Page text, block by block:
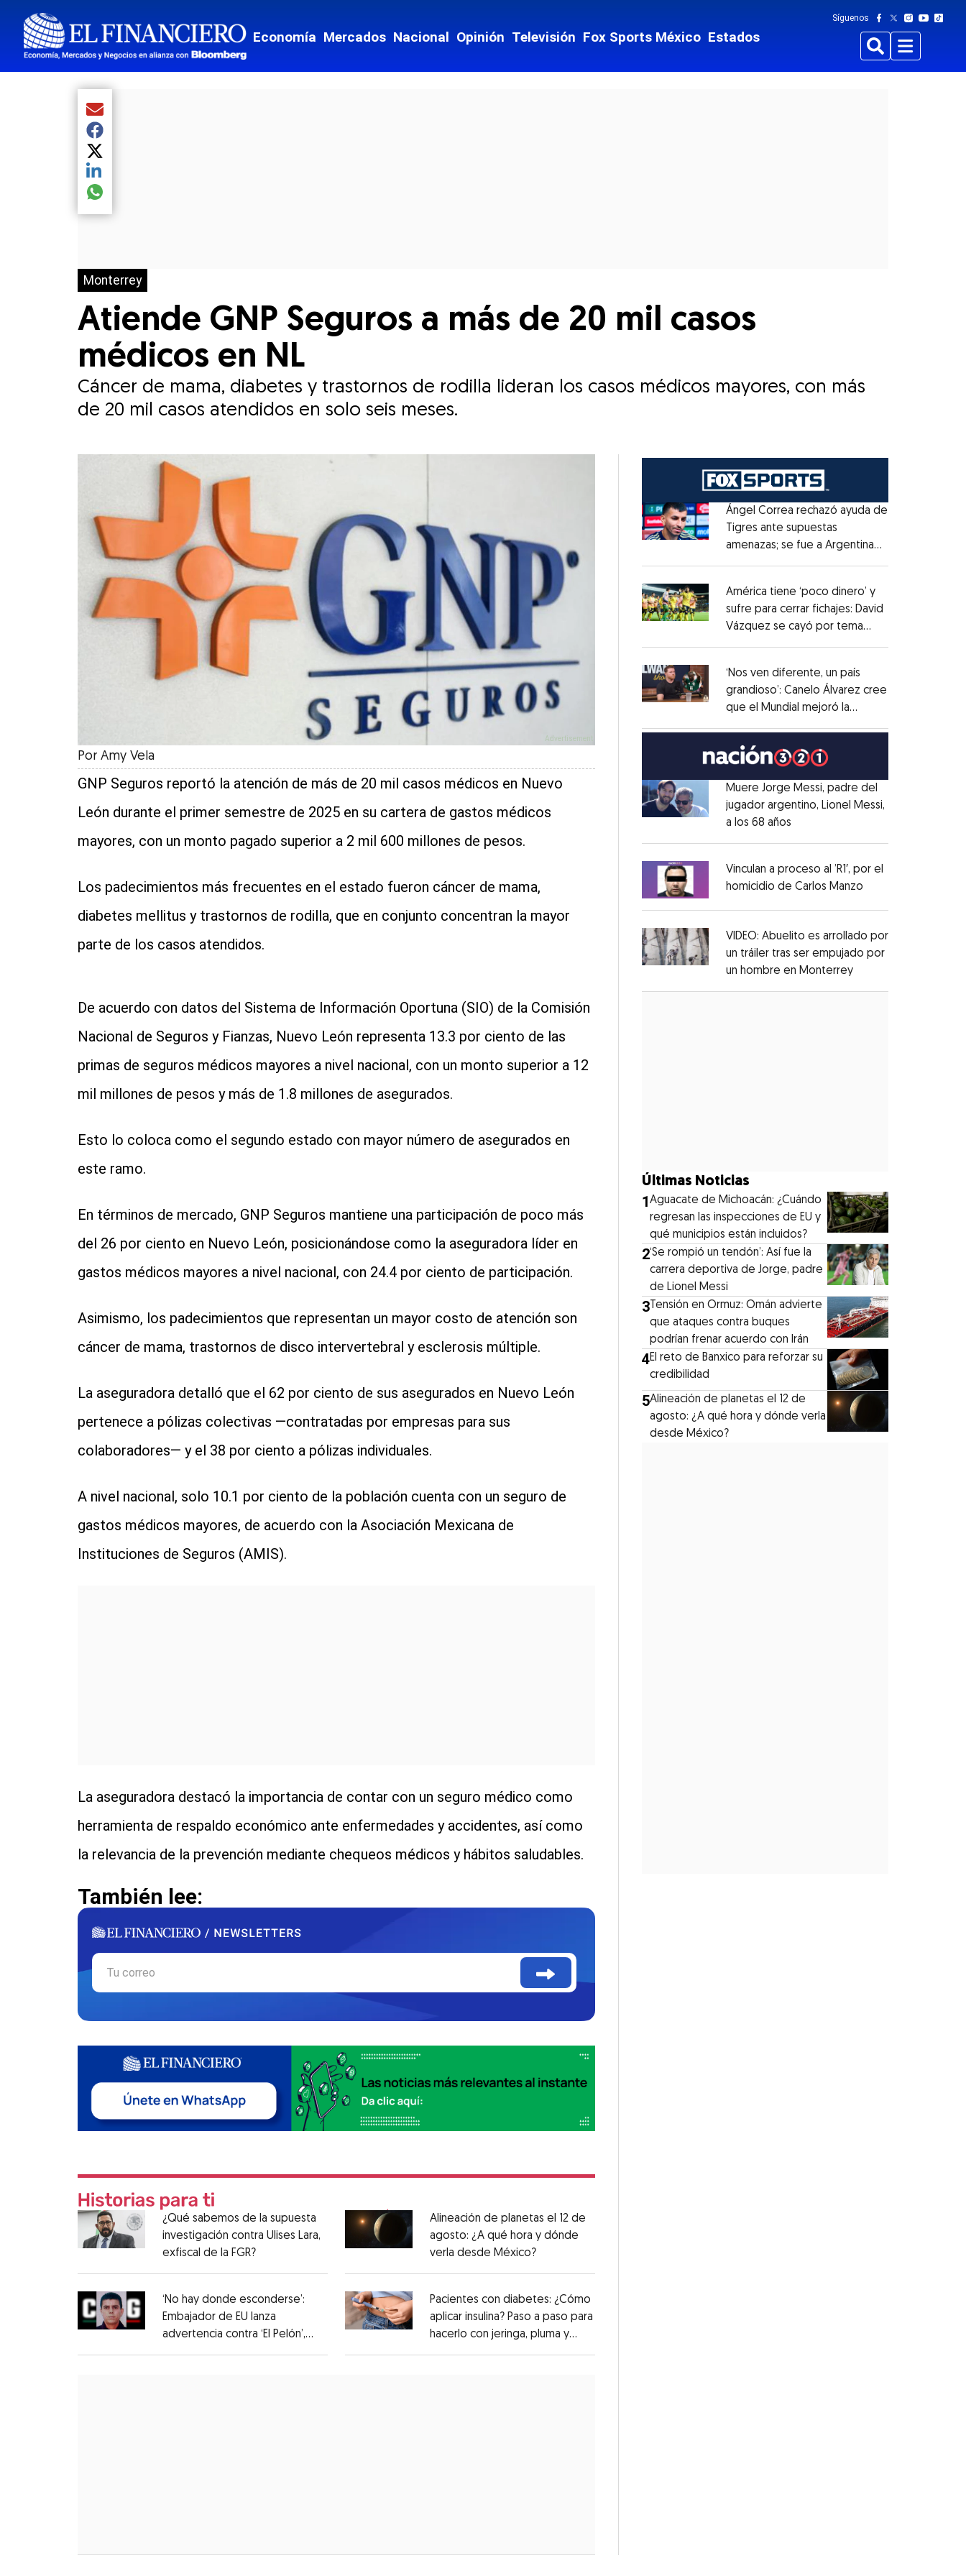
Economía Mercados Nacional Opinión Televisión Fox Sports México Estados
Síguenos
BuscarMenu
Monterrey
Atiende GNP Seguros a más de 20 mil casos
médicos en NL
Cáncer de mama, diabetes y trastornos de rodilla lideran los casos médicos mayores, con más
de 20 mil casos atendidos en solo seis meses.
Compartir el artículo actual mediante Email
Compartir el artículo actual mediante Facebook
Compartir el artículo actual mediante Twitter
Compartir el artículo actual mediante LinkedIn
Compartir el artículo actual mediante global.social-whatsapp
Por Amy Vela
GNP Seguros reportó la atención de más de 20 mil casos médicos en Nuevo
León durante el primer semestre de 2025 en su cartera de gastos médicos
mayores, con un monto pagado superior a 2 mil 600 millones de pesos.
Los padecimientos más frecuentes en el estado fueron cáncer de mama,
diabetes mellitus y trastornos de rodilla, que en conjunto concentran la mayor
parte de los casos atendidos.
De acuerdo con datos del Sistema de Información Oportuna (SIO) de la Comisión
Nacional de Seguros y Fianzas, Nuevo León representa 13.3 por ciento de las
primas de seguros médicos mayores a nivel nacional, con un monto superior a 12
mil millones de pesos y más de 1.8 millones de asegurados.
Esto lo coloca como el segundo estado con mayor número de asegurados en
este ramo.
En términos de mercado, GNP Seguros mantiene una participación de poco más
del 26 por ciento en Nuevo León, posicionándose como la aseguradora líder en
gastos médicos mayores a nivel nacional, con 24.4 por ciento de participación.
Asimismo, los padecimientos que representan un mayor costo de atención son
cáncer de mama, trastornos de disco intervertebral y esclerosis múltiple.
La aseguradora detalló que el 62 por ciento de sus asegurados en Nuevo León
pertenece a pólizas colectivas —contratadas por empresas para sus
colaboradores— y el 38 por ciento a pólizas individuales.
A nivel nacional, solo 10.1 por ciento de la población cuenta con un seguro de
gastos médicos mayores, de acuerdo con la Asociación Mexicana de
Instituciones de Seguros (AMIS).
La aseguradora destacó la importancia de contar con un seguro médico como
herramienta de respaldo económico ante enfermedades y accidentes, así como
la relevancia de la prevención mediante chequeos médicos y hábitos saludables.
También lee:
¿Qué sabemos de la supuesta
investigación contra Ulises Lara,
exfiscal de la FGR?
Alineación de planetas el 12 de
agosto: ¿A qué hora y dónde
verla desde México?
‘No hay donde esconderse’:
Embajador de EU lanza
advertencia contra ‘El Pelón’,
Pacientes con diabetes: ¿Cómo
aplicar insulina? Paso a paso para
hacerlo con jeringa, pluma y
Opens in new window
Ángel Correa rechazó ayuda de
Tigres ante supuestas
amenazas; se fue a Argentina
Opens in new window
América tiene ‘poco dinero’ y
sufre para cerrar fichajes: David
Vázquez se cayó por tema
Opens in new window
‘Nos ven diferente, un país
grandioso’: Canelo Álvarez cree
que el Mundial mejoró la
Opens in new window
Muere Jorge Messi, padre del
jugador argentino, Lionel Messi,
a los 68 años
Opens in new window
Vinculan a proceso al ’R1′, por el
homicidio de Carlos Manzo
Opens in new window
VIDEO: Abuelito es arrollado por
un tráiler tras ser empujado por
un hombre en MonterreyOpens in new
Últimas Noticias
1Aguacate de Michoacán: ¿Cuándo
regresan las inspecciones de EU y
qué municipios están incluidos?
2‘Se rompió un tendón’: Así fue la
carrera deportiva de Jorge, padre
de Lionel Messi
3 Tensión en Ormuz: Omán advierte
que ataques contra buques
podrían frenar acuerdo con Irán
4El reto de Banxico para reforzar su
credibilidad
5Alineación de planetas el 12 de
agosto: ¿A qué hora y dónde verla
desde México?